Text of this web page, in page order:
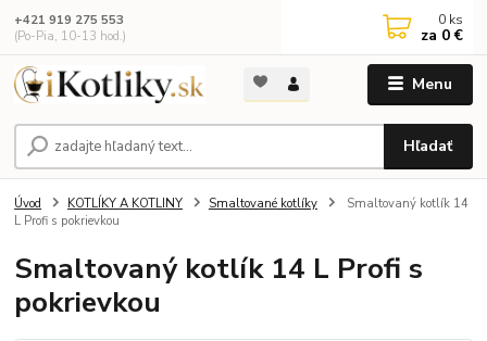
Menu
Hľadať
+421 919 275 553
(Po-Pia, 10-13 hod.)
0 ks
za 0 €
Úvod KOTLÍKY A KOTLINY Smaltované kotlíky
Smaltovaný kotlík 14
L Profi s pokrievkou
Smaltovaný kotlík 14 L Profi s
pokrievkou